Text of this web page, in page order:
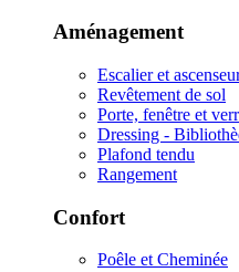
Aménagement
Escalier et
Revêtement de sol
Porte, fenêtre et
Dressing -
Plafond tendu
Rangement
Confort
Poêle et Cheminée